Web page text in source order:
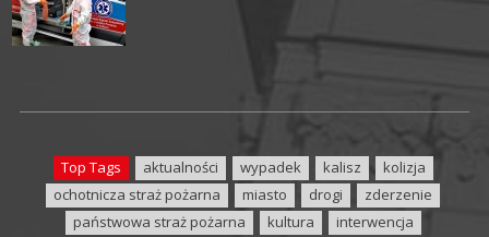
Top Tags aktualności wypadek kalisz
kolizja
ochotnicza straż pożarna
miasto drogi
zderzenie
państwowa straż pożarna
kultura
interwencja